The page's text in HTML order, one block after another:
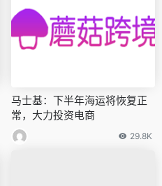
马士基：下半年海运将恢复正
常，大力投资电商
29.8K